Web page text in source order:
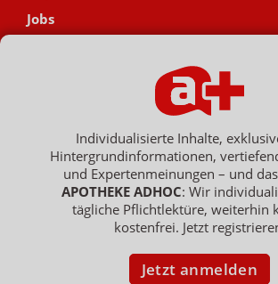
Jobs
Hinweisgebersystem
Vertrag widerrufen
Copyright © 2007 - 2026 , APOTHEKE ADHOC ist ein
Geschäftsführer: Patrick Hollstein, Thomas Bellartz /
Charlottenburg / HRB 204 379 B
Individualisierte Inhalte,
Hintergrundinformationen,
und Expertenmeinungen – und das
APOTHEKE ADHOC: Wir
tägliche Pflichtlektüre, weiterhin
kostenfrei. Jetzt
Jetzt anmelden